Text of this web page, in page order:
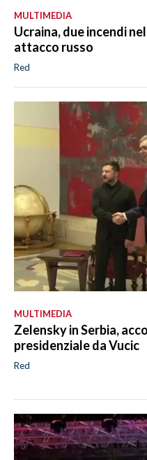
MULTIMEDIA
Ucraina, due incendi
attacco russo
Red
MULTIMEDIA
Zelensky in Serbia,
presidenziale da Vucic
Red